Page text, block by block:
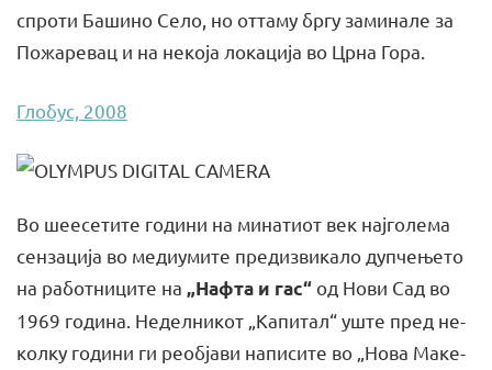
спроти Башино Село, но оттаму бргу заминале за
Пожаревац и на некоја локација во Црна Гора.
Глобус, 2008
Во ше­е­се­ти­те го­ди­ни на ми­на­ти­от век нај­го­ле­ма
сен­за­ци­ја во ме­ди­у­ми­те пре­диз­ви­ка­ло дуп­че­ње­то
на ра­бот­ни­ци­те на „На­фта и гас“од Но­ви Сад во
1969 го­ди­на. Не­дел­ни­кот „Ка­пи­тал“ уште пред не­
кол­ку го­ди­ни ги ре­об­ја­ви на­пи­си­те во „Но­ва Ма­ке­